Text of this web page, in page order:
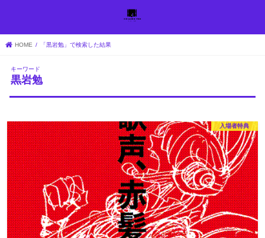
HOME 「黒岩勉」で検索した結果
キーワード
黒岩勉
入場者特典